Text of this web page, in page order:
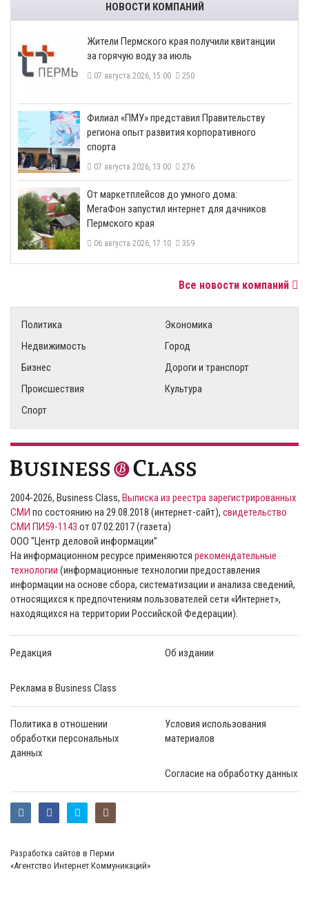
НОВОСТИ КОМПАНИЙ
​Жители Пермского края получили квитанции
за горячую воду за июль
07 августа 2026, 15:00 250
​Филиал «ПМУ» представил Правительству
региона опыт развития корпоративного
спорта
07 августа 2026, 13:00 276
От маркетплейсов до умного дома:
МегаФон запустил интернет для дачников
Пермского края
06 августа 2026, 17:10 359
Все новости компаний
Политика
Экономика
Недвижимость
Город
Бизнес
Дороги и транспорт
Происшествия
Культура
Спорт
2004-2026, Business Class, Выписка из реестра зарегистрированных
СМИ по состоянию на 29.08.2018 (интернет-сайт), свидетельство
СМИ ПИ59-1143 от 07.02.2017 (газета)
ООО “Центр деловой информации”
На информационном ресурсе применяются рекомендательные
технологии (информационные технологии предоставления
информации на основе сбора, систематизации и анализа сведений,
относящихся к предпочтениям пользователей сети «Интернет»,
находящихся на территории Российской Федерации).
Редакция Об издании
Реклама в Business Class
Политика в отношении
обработки персональных
данных
Условия использования
материалов
Согласие на обработку данных
Разработка сайтов в Перми
«Агентство Интернет Коммуникаций»